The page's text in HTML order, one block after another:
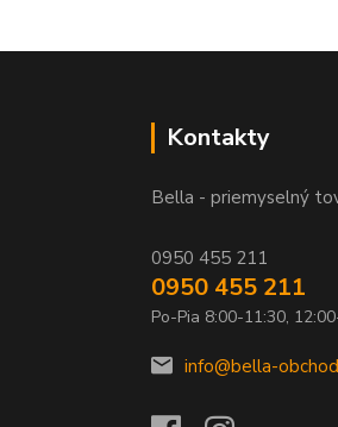
Kontakty
Bella - priemyselný
0950 455 211
0950 455 211
Po-Pia 8:00-11:30,
info@bella-